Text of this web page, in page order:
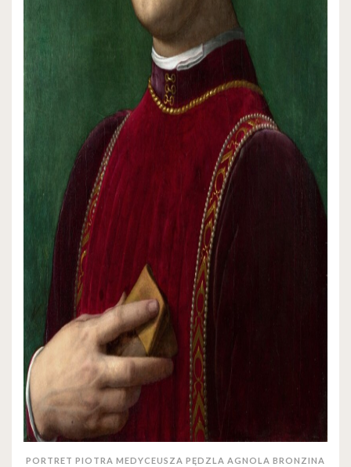
PORTRET PIOTRA MEDYCEUSZA PĘDZLA AGNOLA BRONZINA